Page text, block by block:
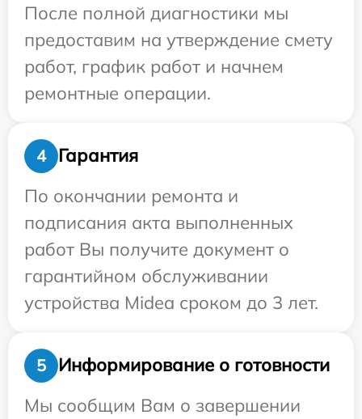
После полной диагностики мы
предоставим на утверждение смету
работ, график работ и начнем
ремонтные операции.
4
Гарантия
По окончании ремонта и
подписания акта выполненных
работ Вы получите документ о
гарантийном обслуживании
устройства Midea сроком до 3 лет.
5
Информирование о готовности
Мы сообщим Вам о завершении